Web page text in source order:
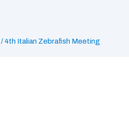
/ 4th Italian Zebrafish Meeting